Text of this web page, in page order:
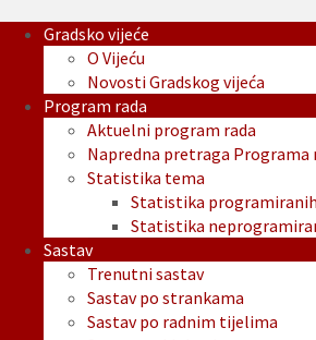
Gradsko vijeće
O Vijeću
Novosti Gradskog vijeća
Program rada
Aktuelni program rada
Napredna pretraga Programa
Statistika tema
Statistika
Statistika
Sastav
Trenutni sastav
Sastav po strankama
Sastav po radnim tijelima